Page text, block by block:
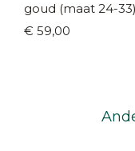
goud (maat 24-33)
€ 59,00